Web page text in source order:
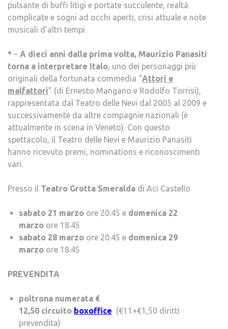
pulsante di buffi litigi e portate succulente, realtà
complicate e sogni ad occhi aperti, crisi attuale e note
musicali d’altri tempi.
* – A dieci anni dalla prima volta, Maurizio Panasiti
torna a interpretare Italo, uno dei personaggi più
originali della fortunata commedia “Attori e
malfattori” (di Ernesto Mangano e Rodolfo Torrisi),
rappresentata dal Teatro delle Nevi dal 2005 al 2009 e
successivamente da altre compagnie nazionali (è
attualmente in scena in Veneto). Con questo
spettacolo, il Teatro delle Nevi e Maurizio Panasiti
hanno ricevuto premi, nominations e riconoscimenti
vari.
Presso il Teatro Grotta Smeralda di Aci Castello
sabato 21 marzo ore 20.45 e domenica 22
marzo ore 18.45
sabato 28 marzo ore 20.45 e domenica 29
marzo ore 18.45
PREVENDITA
poltrona numerata €
12,50 circuito boxoffice (€11+€1,50 diritti
prevendita)